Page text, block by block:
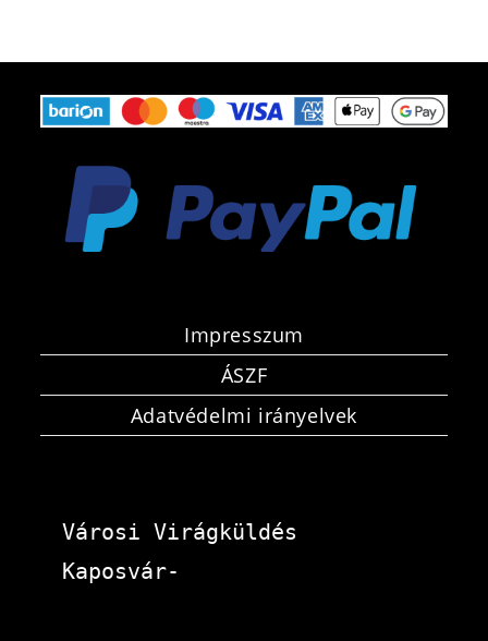
Impresszum
ÁSZF
Adatvédelmi irányelvek
Városi Virágküldés
Kaposvár-